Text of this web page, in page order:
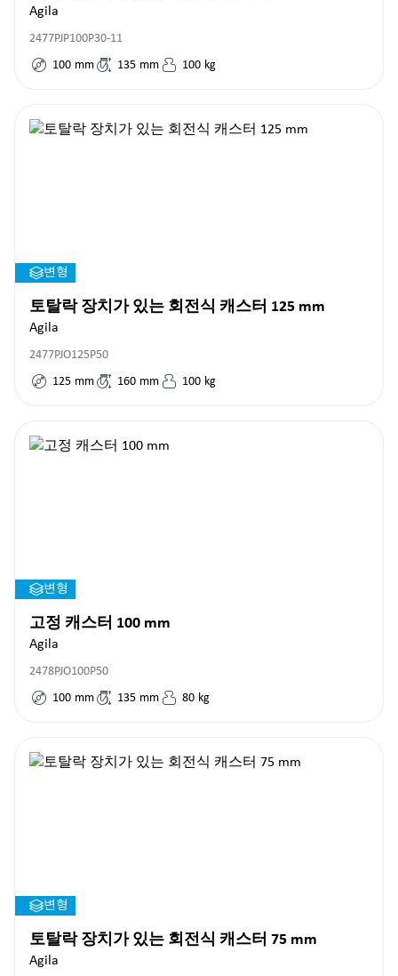
Agila
2477PJP100P30-11
100 mm 135 mm 100 kg
변형
토탈락 장치가 있는 회전식 캐스터 125 mm
Agila
2477PJO125P50
125 mm 160 mm 100 kg
변형
고정 캐스터 100 mm
Agila
2478PJO100P50
100 mm 135 mm 80 kg
변형
토탈락 장치가 있는 회전식 캐스터 75 mm
Agila